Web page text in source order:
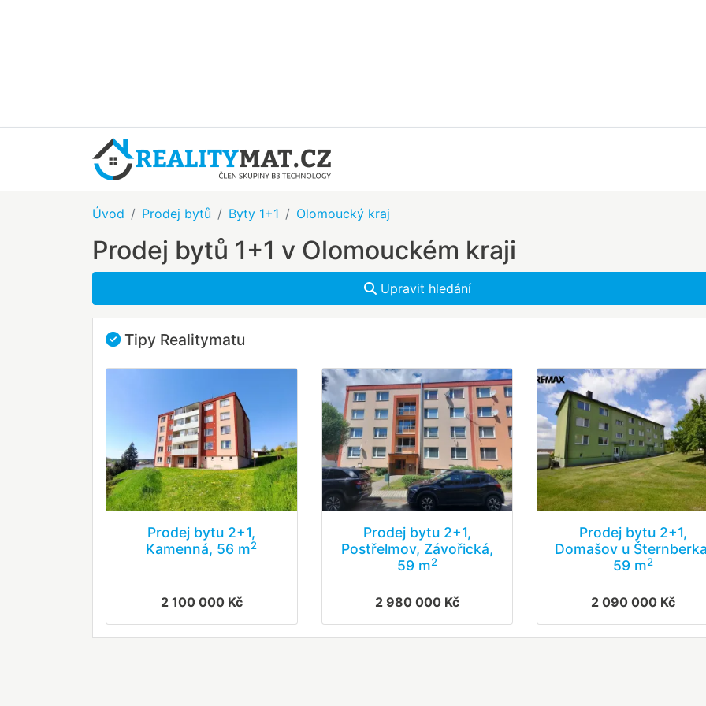
Úvod Prodej bytů Byty 1+1 Olomoucký kraj
Prodej bytů 1+1 v Olomouckém kraji
Upravit hledání
Tipy Realitymatu
Prodej bytu 2+1,
Kamenná, 56 m2
2 100 000 Kč
Prodej bytu 2+1,
Postřelmov, Závořická,
59 m2
2 980 000 Kč
Prodej bytu 2+1,
Domašov u
59 m2
2 090 000 Kč